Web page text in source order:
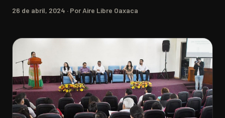
26 de abril, 2024 · Por Aire Libre Oaxaca